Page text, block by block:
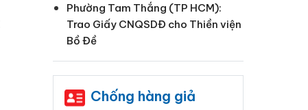
Phường Tam Thắng (TP HCM):
Trao Giấy CNQSDĐ cho Thiền viện
Bồ Đề
Chống hàng giả